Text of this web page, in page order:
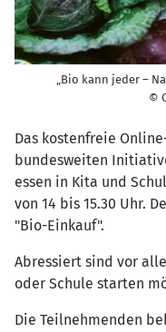
„Bio kann jeder –
©
Das kostenfreie
bundesweiten
essen in Kita und
von 14 bis 15.30 Uhr.
"Bio-Einkauf".
Abressiert sind vor
oder Schule starten
Die Teilnehmenden